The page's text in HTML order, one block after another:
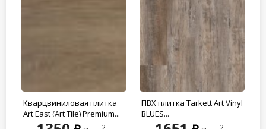
Кварцвиниловая плитка
Art East (Art Tile) Premium...
ПВХ плитка Tarkett Art Vinyl
BLUES...